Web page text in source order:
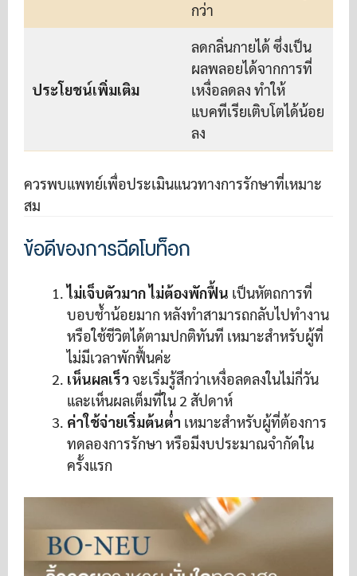
กว่า
ประโยชน์เพิ่มเติม
ลดกลิ่นกายได้ ซึ่งเป็น
ผลพลอยได้จากการที่
เหงื่อลดลง ทำให้
แบคทีเรียเติบโตได้น้อย
ลง
ควรพบแพทย์เพื่อประเมินแนวทางการรักษาที่เหมาะ
สม
ข้อดีของการฉีดโบท็อก
ไม่เจ็บตัวมาก ไม่ต้องพักฟื้น เป็นหัตถการที่
บอบช้ำน้อยมาก หลังทำสามารถกลับไปทำงาน
หรือใช้ชีวิตได้ตามปกติทันที เหมาะสำหรับผู้ที่
ไม่มีเวลาพักฟื้นค่ะ
เห็นผลเร็วจะเริ่มรู้สึกว่าเหงื่อลดลงในไม่กี่วัน
และเห็นผลเต็มที่ใน 2 สัปดาห์
ค่าใช้จ่ายเริ่มต้นต่ำ เหมาะสำหรับผู้ที่ต้องการ
ทดลองการรักษา หรือมีงบประมาณจำกัดใน
ครั้งแรก